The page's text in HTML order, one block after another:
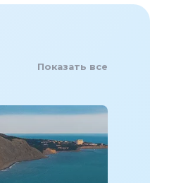
Показать все